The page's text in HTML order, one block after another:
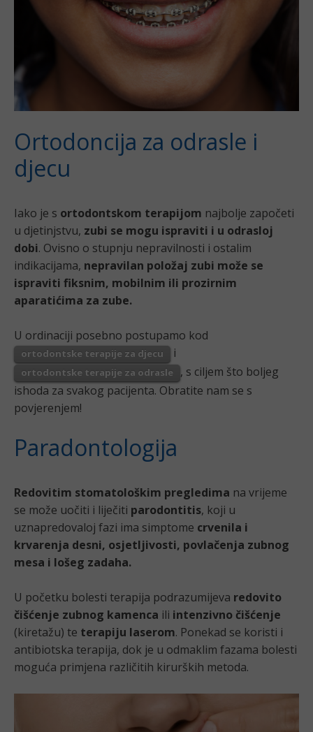
Ortodoncija za odrasle i
djecu
Iako je s ortodontskom terapijom najbolje započeti
u djetinjstvu, zubi se mogu ispraviti i u odrasloj
dobi. Ovisno o stupnju nepravilnosti i ostalim
indikacijama, nepravilan položaj zubi može se
ispraviti fiksnim, mobilnim ili prozirnim
aparatićima za zube.
U ordinaciji posebno postupamo kod
ortodontske terapije za djecu i
ortodontske terapije za odrasle
, s ciljem što boljeg
ishoda za svakog pacijenta. Obratite nam se s
povjerenjem!
Paradontologija
Redovitim stomatološkim pregledima na vrijeme
se može uočiti i liječiti parodontitis, koji u
uznapredovaloj fazi ima simptome crvenila i
krvarenja desni, osjetljivosti, povlačenja zubnog
mesa i lošeg zadaha.
U početku bolesti terapija podrazumijeva redovito
čišćenje zubnog kamenca ili intenzivno čišćenje
(kiretažu) te terapiju laserom. Ponekad se koristi i
antibiotska terapija, dok je u odmaklim fazama bolesti
moguća primjena različitih kirurških metoda.